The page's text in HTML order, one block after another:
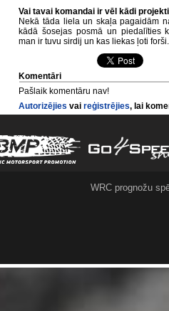
Vai tavai komandai ir vēl kādi
Nekā tāda liela un skaļa pagaidām
kādā šosejas posmā un piedalīties
man ir tuvu sirdij un kas liekas ļoti forši.
Komentāri
Pašlaik komentāru nav!
Autorizējies vaireģistrējies, lai
WRC prognožu